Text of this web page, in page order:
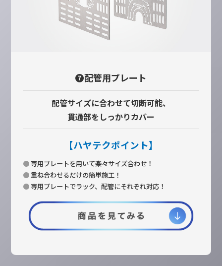
❼配管用プレート
配管サイズに合わせて切断可能、
貫通部をしっかりカバー
【ハヤテクポイント】
● 専用プレートを用いて楽々サイズ合わせ！
●重ね合わせるだけの簡単施工！
● 専用プレートでラック、配管にそれぞれ対応！